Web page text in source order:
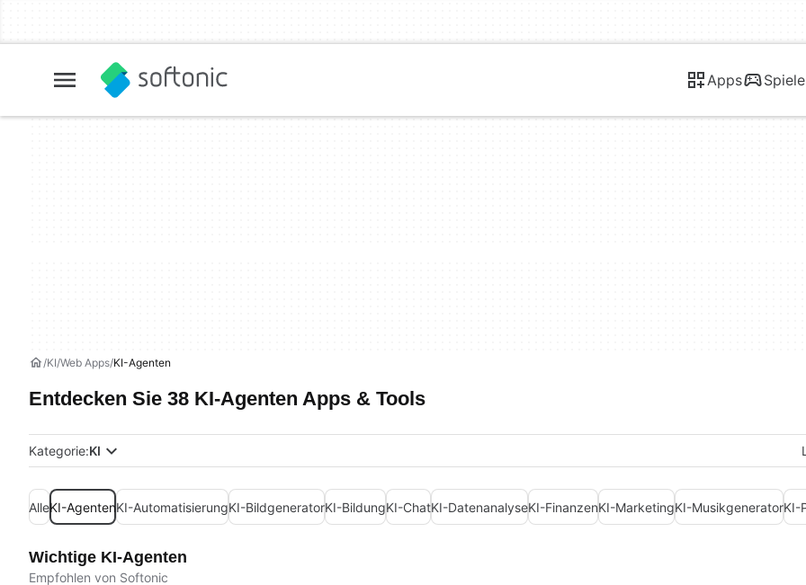
Apps Spiele
KI Web Apps KI-Agenten
Entdecken Sie 38 KI-Agenten Apps & Tools
Kategorie:KI
AlleKI-AgentenKI-AutomatisierungKI-BildgeneratorKI-BildungKI-ChatKI-DatenanalyseKI-FinanzenKI-MarketingKI-MusikgeneratorKI-
Wichtige KI-Agenten
Empfohlen von Softonic